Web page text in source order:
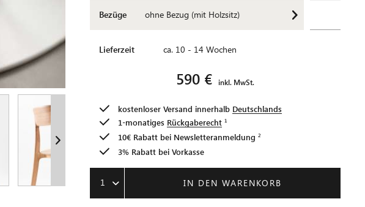
Bezüge ohne Bezug (mit Holzsitz)
Lieferzeit ca. 10 - 14 Wochen
590 € inkl. MwSt.
kostenloser Versand innerhalb Deutschlands
1-monatiges Rückgaberecht
10€ Rabatt bei Newsletteranmeldung
3% Rabatt bei Vorkasse
1 IN DEN WARENKORB